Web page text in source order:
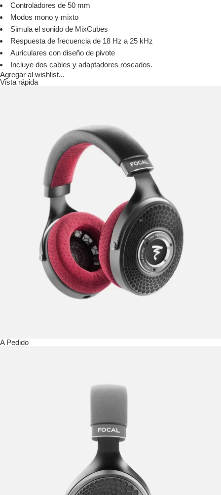
Controladores de 50 mm
Modos mono y mixto
Simula el sonido de MixCubes
Respuesta de frecuencia de 18 Hz a 25 kHz
Auriculares con diseño de pivote
Incluye dos cables y adaptadores roscados.
Agregar al wishlist...
Vista rápida
A Pedido